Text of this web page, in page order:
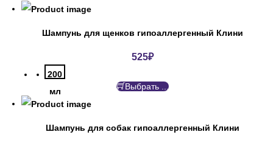
Шампунь для щенков гипоаллергенный Клини
525₽
200
мл
Выбрать ...
Шампунь для собак гипоаллергенный Клини